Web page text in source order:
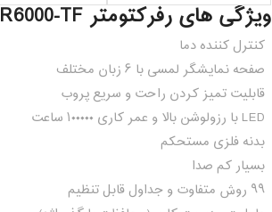
ویژگی های رفرکتومتر DR6000-TF
کنترل کننده دما
صفحه نمایشگر لمسی با ۶ زبان مختلف
قابلیت تمیز کردن راحت و سریع پروب
LED با رزولوشن بالا و عمر کاری ۱۰۰۰۰۰ ساعت
بدنه فلزی مستحکم
بسیار کم صدا
۹۹ روش متفاوت و جداول قابل تنظیم